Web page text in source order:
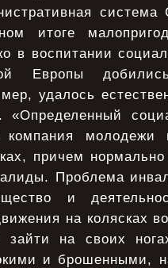
итоге
в воспитании
Европы
удалось
«Определенный
компания
причем
Проблема
и
на колясках
зайти на своих
и брошенными,